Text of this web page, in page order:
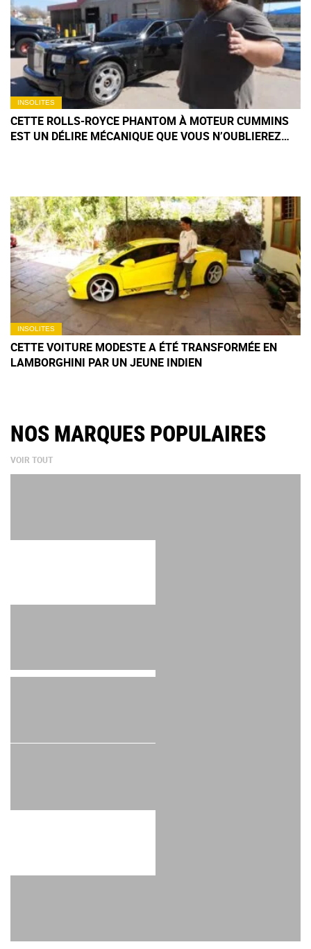
INSOLITES
CETTE ROLLS-ROYCE PHANTOM À MOTEUR CUMMINS
EST UN DÉLIRE MÉCANIQUE QUE VOUS N’OUBLIEREZ
INSOLITES
CETTE VOITURE MODESTE A ÉTÉ TRANSFORMÉE EN
LAMBORGHINI PAR UN JEUNE INDIEN
NOS MARQUES POPULAIRES
VOIR TOUT